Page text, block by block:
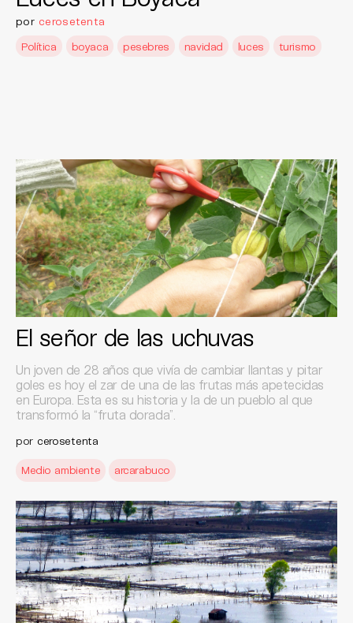
por cerosetenta
Política
boyaca pesebres navidad luces turismo
El señor de las uchuvas
Un joven de 28 años que vivía de cambiar llantas y pitar
goles es hoy el zar de una de las frutas más apetecidas
en Europa. Esta es su historia y la de un pueblo al que
transformó la “fruta dorada”.
por cerosetenta
Medio ambiente arcarabuco